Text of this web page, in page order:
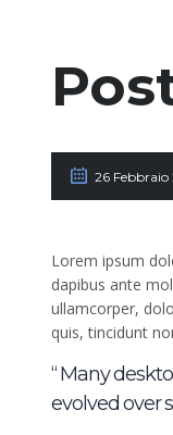
26 Febbraio
Lorem ipsum
dapibus ante
ullamcorper,
quis, tincidunt
“ Many
evolved over